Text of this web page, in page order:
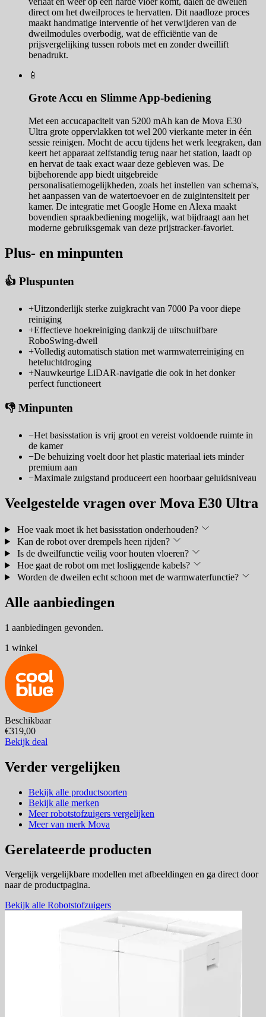
direct om het dweilproces te hervatten. Dit naadloze proces
maakt handmatige interventie of het verwijderen van de
dweilmodules overbodig, wat de efficiëntie van de
prijsvergelijking tussen robots met en zonder dweillift
benadrukt.
📱
Grote Accu en Slimme App-bediening
Met een accucapaciteit van 5200 mAh kan de Mova E30
Ultra grote oppervlakken tot wel 200 vierkante meter in één
sessie reinigen. Mocht de accu tijdens het werk leegraken, dan
keert het apparaat zelfstandig terug naar het station, laadt op
en hervat de taak exact waar deze gebleven was. De
bijbehorende app biedt uitgebreide
personalisatiemogelijkheden, zoals het instellen van schema's,
het aanpassen van de watertoevoer en de zuigintensiteit per
kamer. De integratie met Google Home en Alexa maakt
bovendien spraakbediening mogelijk, wat bijdraagt aan het
moderne gebruiksgemak van deze prijstracker-favoriet.
Plus- en minpunten
👍 Pluspunten
+Uitzonderlijk sterke zuigkracht van 7000 Pa voor diepe
reiniging
+Effectieve hoekreiniging dankzij de uitschuifbare
RoboSwing-dweil
+Volledig automatisch station met warmwaterreiniging en
heteluchtdroging
+Nauwkeurige LiDAR-navigatie die ook in het donker
perfect functioneert
👎 Minpunten
−Het basisstation is vrij groot en vereist voldoende ruimte in
de kamer
−De behuizing voelt door het plastic materiaal iets minder
premium aan
−Maximale zuigstand produceert een hoorbaar geluidsniveau
Veelgestelde vragen over Mova E30 Ultra
Hoe vaak moet ik het basisstation onderhouden?
Kan de robot over drempels heen rijden?
Is de dweilfunctie veilig voor houten vloeren?
Hoe gaat de robot om met losliggende kabels?
Worden de dweilen echt schoon met de warmwaterfunctie?
Alle aanbiedingen
1 aanbiedingen gevonden.
1 winkel
Beschikbaar
€319,00
Bekijk deal
Verder vergelijken
Bekijk alle productsoorten
Bekijk alle merken
Meer robotstofzuigers vergelijken
Meer van merk Mova
Gerelateerde producten
Vergelijk vergelijkbare modellen met afbeeldingen en ga direct door
naar de productpagina.
Bekijk alle Robotstofzuigers